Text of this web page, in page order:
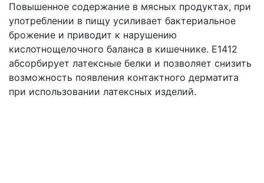
Повышенное содержание в мясных продуктах, при
употреблении в пищу усиливает бактериальное
брожение и приводит к нарушению
кислотнощелочного баланса в кишечнике. Е1412
абсорбирует латексные белки и позволяет снизить
возможность появления контактного дерматита
при использовании латексных изделий.